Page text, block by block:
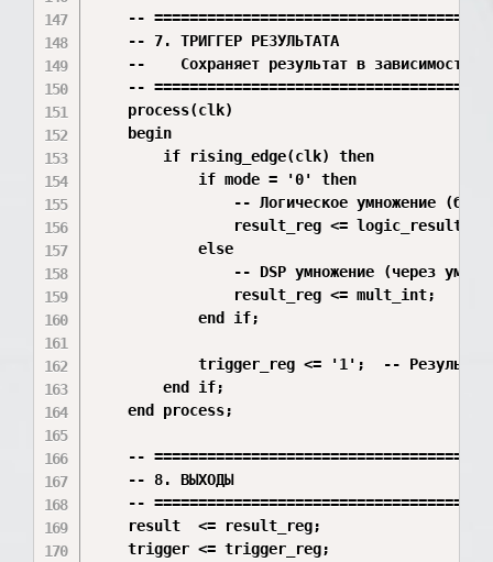
--
    -- 7. ТРИГГЕР РЕЗУЛЬТАТА
--    Сохраняет результат в зависимости
--
    process(clk)
    begin
        if rising_edge(clk) then
            if mode = '0' then
-- Логическое умножение
                result_reg <= logic_result;
            else
-- DSP умножение (через
                result_reg <= mult_int;
            end if;
trigger_reg <= '1';  --
        end if;
    end process;
--
    -- 8. ВЫХОДЫ
--
    result  <= result_reg;
    trigger <= trigger_reg;